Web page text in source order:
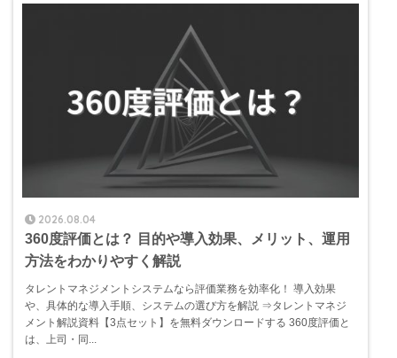
2026.08.04
360度評価とは？ 目的や導入効果、メリット、運用
方法をわかりやすく解説
タレントマネジメントシステムなら評価業務を効率化！ 導入効果
や、具体的な導入手順、システムの選び方を解説 ⇒タレントマネジ
メント解説資料【3点セット】を無料ダウンロードする 360度評価と
は、上司・同...